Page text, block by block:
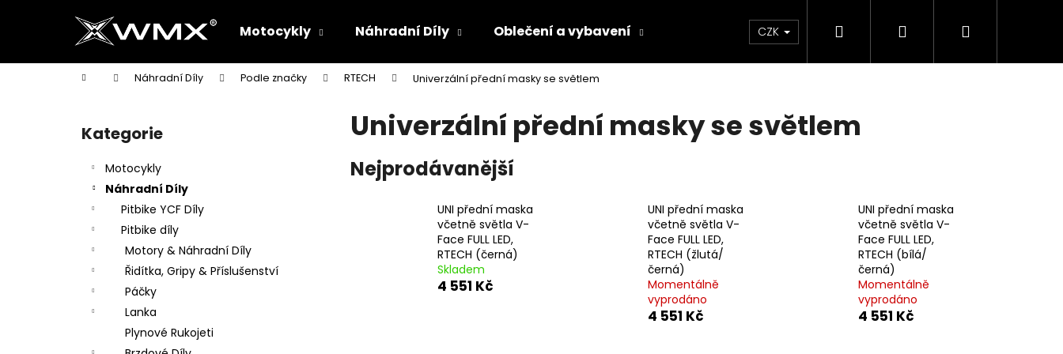
Motocykly Náhradní Díly Oblečení a vybavení Oleje & Maziva Příslušenství Dárkové
CZK Hledat PřihlášeníNákupní
Domů Náhradní Díly Podle značky RTECH Univerzální přední masky se světlem
Přeskočit
kategorie
Kategorie
Motocykly
Náhradní Díly
Pitbike YCF Díly
Pitbike díly
Motory & Náhradní Díly
Řidítka, Gripy & Příslušenství
Páčky
Lanka
Plynové Rukojeti
Univerzální přední masky se světlem
Nejprodávanější
UNI přední maska
včetně světla V-
Face FULL LED,
RTECH (černá)
Skladem
4 551 Kč
UNI přední maska
včetně světla V-
Face FULL LED,
RTECH (žlutá/
černá)
Momentálně
vyprodáno
4 551 Kč
UNI přední maska
včetně světla V-
Face FULL LED,
RTECH (bílá/
černá)
Momentálně
vyprodáno
4 551 Kč
í
Zpět
do
Zpět
do
Co potřebujete najít?
Doporučujeme
Následující